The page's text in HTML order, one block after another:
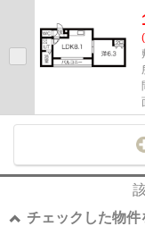
チェックした物件